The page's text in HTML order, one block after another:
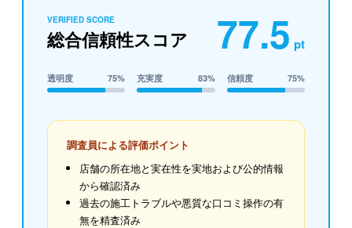
VERIFIED SCORE
総合信頼性スコア 77.5 pt
透明度 75% 充実度 83% 信頼度 75%
調査員による評価ポイント
店舗の所在地と実在性を実地および公的情報
から確認済み
過去の施工トラブルや悪質な口コミ操作の有
無を精査済み